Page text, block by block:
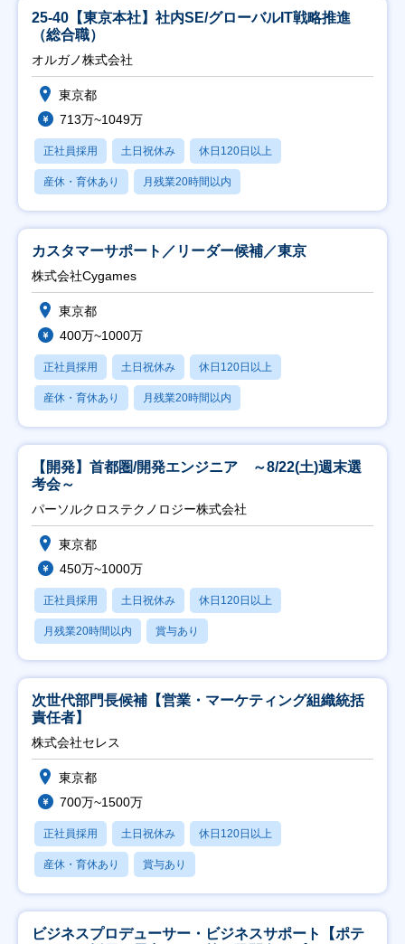
25-40【東京本社】社内SE/グローバルIT戦略推進
（総合職）
オルガノ株式会社
東京都
713万~1049万
正社員採用 土日祝休み 休日120日以上
産休・育休あり 月残業20時間以内
カスタマーサポート／リーダー候補／東京
株式会社Cygames
東京都
400万~1000万
正社員採用 土日祝休み 休日120日以上
産休・育休あり 月残業20時間以内
【開発】首都圏/開発エンジニア ～8/22(土)週末選
考会～
パーソルクロステクノロジー株式会社
東京都
450万~1000万
正社員採用 土日祝休み 休日120日以上
月残業20時間以内 賞与あり
次世代部門長候補【営業・マーケティング組織統括
責任者】
株式会社セレス
東京都
700万~1500万
正社員採用 土日祝休み 休日120日以上
産休・育休あり 賞与あり
ビジネスプロデューサー・ビジネスサポート【ポテ